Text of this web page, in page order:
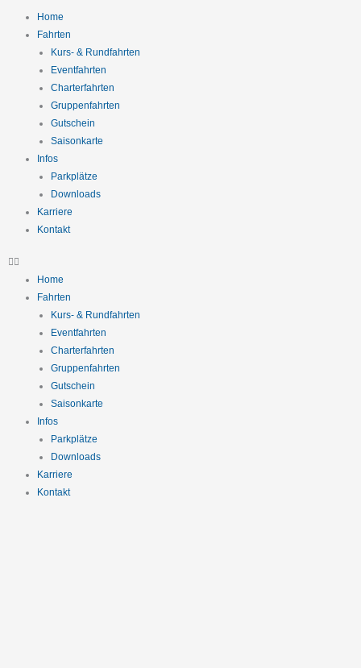
Home
Fahrten
Kurs- & Rundfahrten
Eventfahrten
Charterfahrten
Gruppenfahrten
Gutschein
Saisonkarte
Infos
Parkplätze
Downloads
Karriere
Kontakt
Home
Fahrten
Kurs- & Rundfahrten
Eventfahrten
Charterfahrten
Gruppenfahrten
Gutschein
Saisonkarte
Infos
Parkplätze
Downloads
Karriere
Kontakt